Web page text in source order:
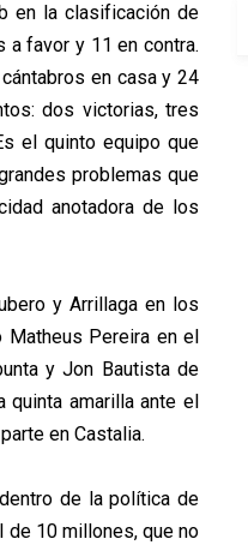
en la clasificación de
favor y 11 en contra.
en casa y 24
dos victorias, tres
el quinto equipo que
problemas que
anotadora de los
y Arrillaga en los
Pereira en el
y Jon Bautista de
amarilla ante el
en Castalia.
de la política de
de 10 millones, que no